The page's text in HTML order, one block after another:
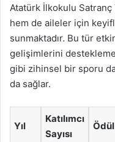
Atatürk İlkokulu Satranç
hem de aileler için
sunmaktadır. Bu tür
gelişimlerini
gibi zihinsel bir sporu
da sağlar.
Yıl
Katılımcı
Sayısı